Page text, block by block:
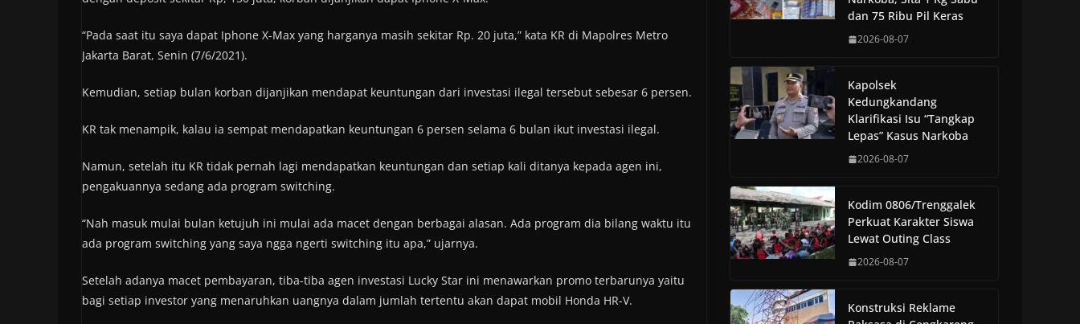
“Pada saat itu saya dapat Iphone X-Max yang harganya masih sekitar Rp. 20 juta,” kata KR di Mapolres Metro
Jakarta Barat, Senin (7/6/2021).
Kemudian, setiap bulan korban dijanjikan mendapat keuntungan dari investasi ilegal tersebut sebesar 6 persen.
KR tak menampik, kalau ia sempat mendapatkan keuntungan 6 persen selama 6 bulan ikut investasi ilegal.
Namun, setelah itu KR tidak pernah lagi mendapatkan keuntungan dan setiap kali ditanya kepada agen ini,
pengakuannya sedang ada program switching.
“Nah masuk mulai bulan ketujuh ini mulai ada macet dengan berbagai alasan. Ada program dia bilang waktu itu
ada program switching yang saya ngga ngerti switching itu apa,” ujarnya.
Setelah adanya macet pembayaran, tiba-tiba agen investasi Lucky Star ini menawarkan promo terbarunya yaitu
bagi setiap investor yang menaruhkan uangnya dalam jumlah tertentu akan dapat mobil Honda HR-V.
dan 75 Ribu Pil Keras
2026-08-07
Kapolsek
Kedungkandang
Klarifikasi Isu “Tangkap
Lepas” Kasus Narkoba
2026-08-07
Kodim 0806/Trenggalek
Perkuat Karakter Siswa
Lewat Outing Class
2026-08-07
Konstruksi Reklame